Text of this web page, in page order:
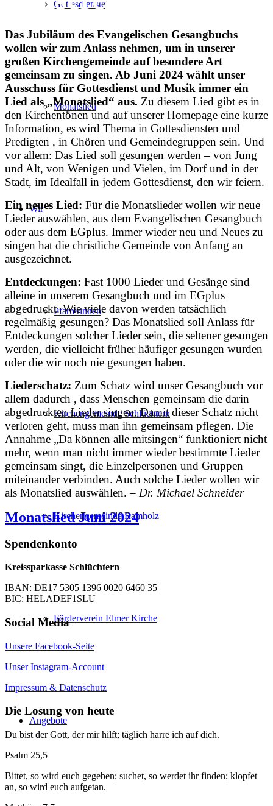
Gottesdienste
Monatslied
Wir
Pfarrerinnen
Kirchengemeinde Schlüchtern
Kirchengemeinde Ramholz
Förderverein Elmer Kirche
Angebote
Das Jubiläum des Evangelischen Gesangbuchs
wollen wir zum Anlass nehmen, um in unserer
großen Kirchengemeinde auf besondere Art
gemeinsam zu singen. Ab Juni 2024 wählt unser
Ausschuss für Gottesdienst und Musik immer ein
Lied als „Monatslied“ aus. Zu diesem Lied gibt es in
den Kirchentönen und aufunserer Homepage eine kurze
Information, es wird Thema in Gottesdiensten und
Predigten , in Chören und Gemeindegruppen sein. Und
vor allem: Das Lied soll gesungen werden – von Jung
und Alt, von Wenigen und Vielen, im Dorf und in der
Stadt, im Idealfall in jedem Gottesdienst, den wir feiern.
Ein neues Lied: Für die Monatsliederwollen wir neue
Lieder auswählen, aus dem Evangelischen Gesangbuch
oderaus dem EGplus. Immer wieder neu und Neues zu
singen hat die christliche Gemeinde von Anfang an
ausgezeichnet.
Entdeckungen: Fast 1000 Lieder und Gesänge sind
alleine in unserem Gesangbuch und im EGplus
abgedruckt.Wie viele davon werden tatsächlich
regelmäßig gesungen? Das Monatslied soll Anlass für
Entdeckungen solcherLieder sein, die seltener gesungen
werden, die vielleicht früher häufiger gesungen wurden
oder die wir noch nie gesungen haben.
Liederschatz: Zum Schatz wird unserGesangbuch vor
allem dadurch , dass Menschen gemeinsam die darin
abgedrucktenLieder singen. Damit dieser Schatz nicht
verloren geht, muss man ihn gemeinsam pflegen. Die
Annahme „Da können alle mitsingen“ funktioniert nicht
mehr, wenn man nicht immer wiederbestimmte Lieder
gemeinsam singt, die Einzelpersonen und Gruppen
miteinanderverbinden. Auch solche Liederwollen wir
als Monatslied auswählen. – Dr. Michael Schneider
Monatslied Juni 2024
Spendenkonto
Kreissparkasse Schlüchtern
IBAN: DE17 5305 1396 0020 6460 35
BIC: HELADEF1SLU
Social Media
Unsere Facebook-Seite
Unser Instagram-Account
Impressum & Datenschutz
Die Losung von heute
Du bist der Gott, der mir hilft; täglich harre ich auf dich.
Psalm 25,5
Bittet, so wird euch gegeben; suchet, so werdet ihr finden; klopfet
an, so wird euch aufgetan.